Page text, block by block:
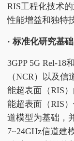
RIS工程化技术
性能增益和独特
· 标准化研究基础
3GPP 5G Rel-18
（NCR）以及
能超表面（RIS
能超表面（RIS
道模型为基础，
7~24GHz信道建